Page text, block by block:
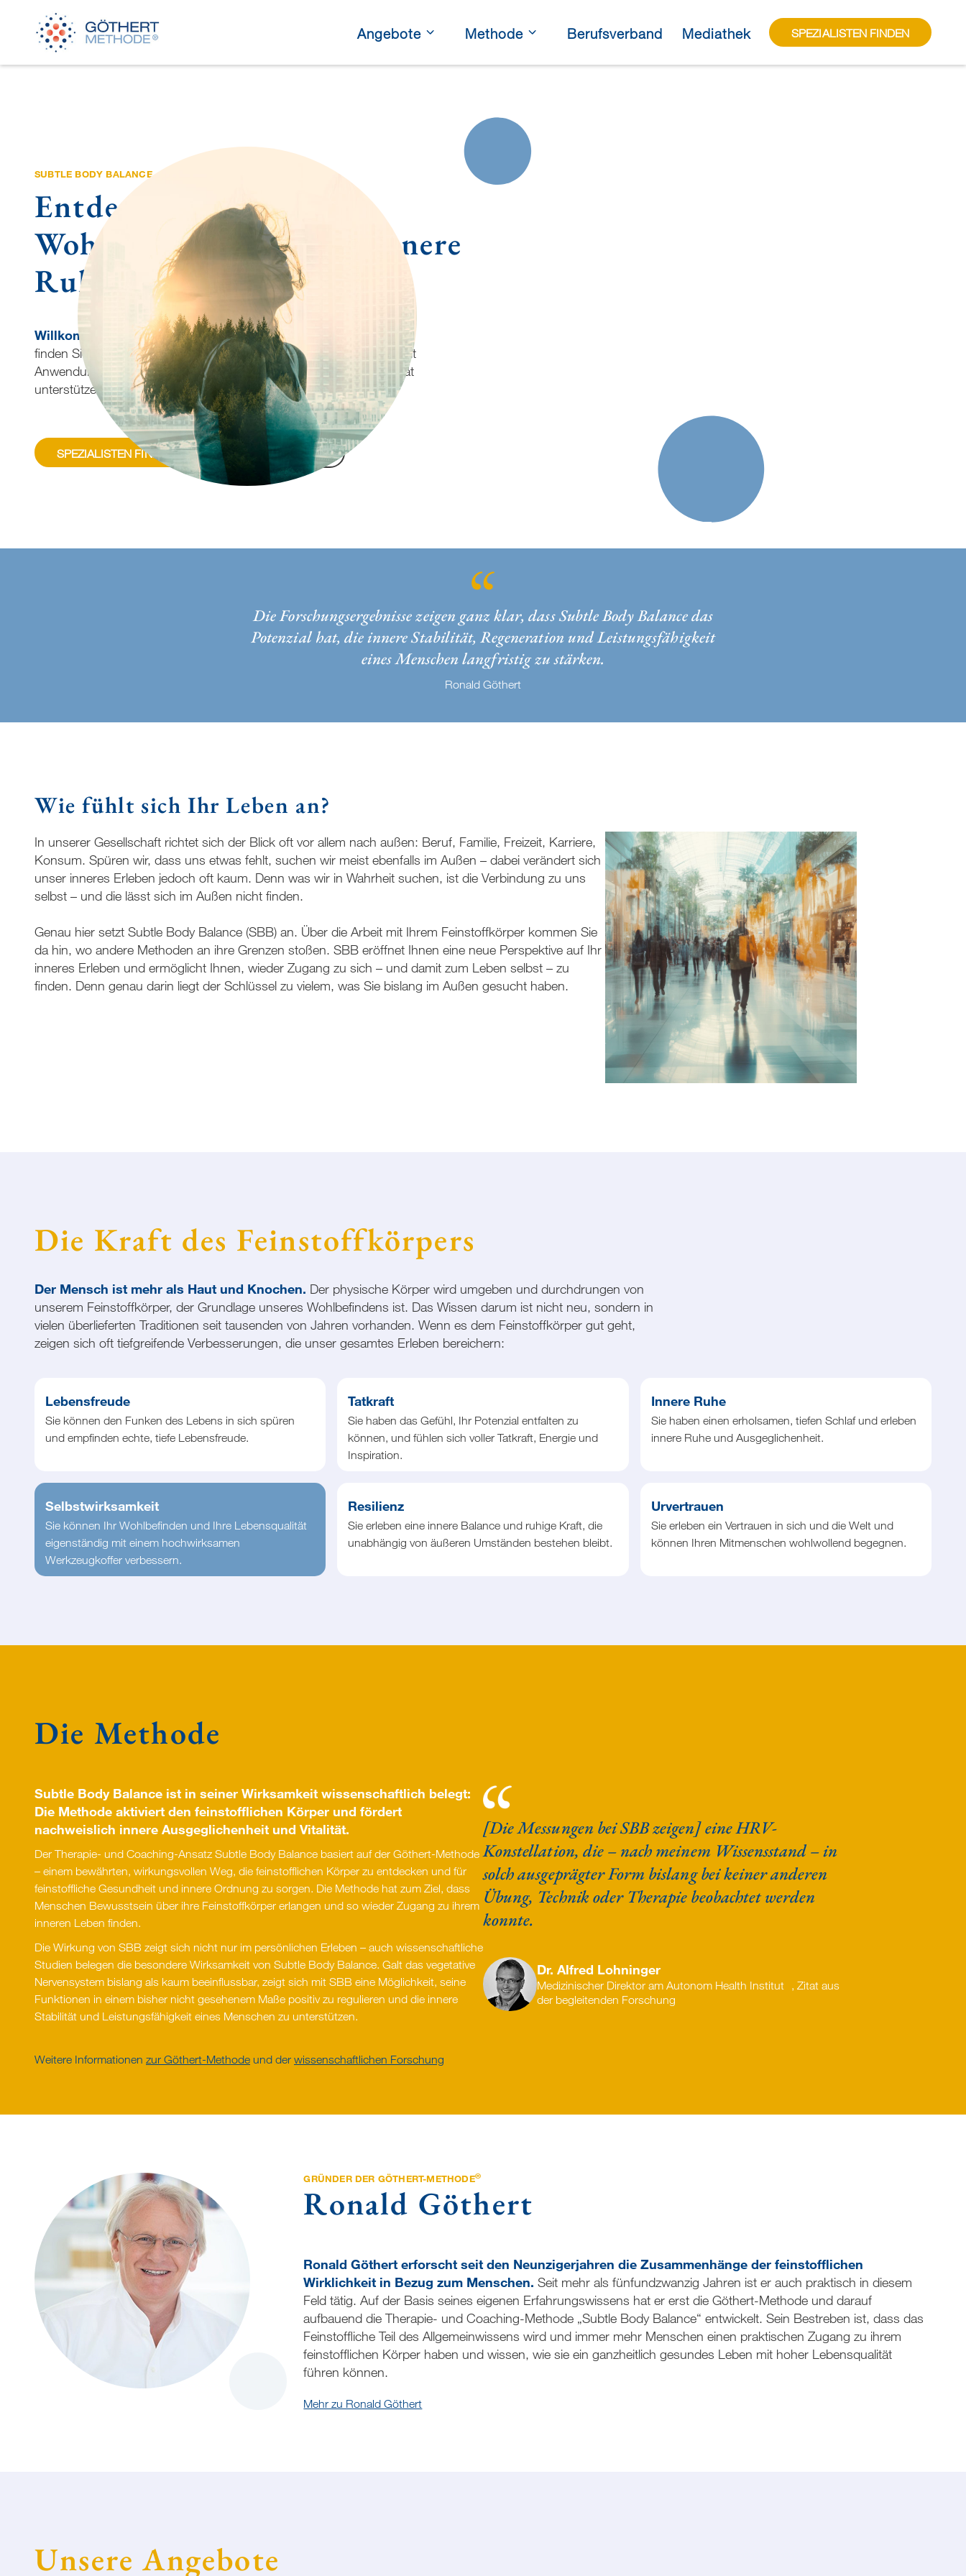
SUBTLE BODY BALANCE
Entdecken Sie ein neues
Wohlgefühl, Kraft und innere
Ruhe.
Willkommen beim Berufsverband der Göthert-Methode:
Hier
finden Sie zertifizierte Spezialisten für Subtle Body Balance, die Sie mit
Anwendungen und Coaching auf Ihrem Weg zu mehr Lebensqualität
unterstützen.
SPEZIALISTEN FINDEN MEHR ERFAHREN
Die Forschungsergebnisse zeigen ganz klar, dass Subtle Body Balance das
Potenzial hat, die innere Stabilität, Regeneration und Leistungsfähigkeit
eines Menschen langfristig zu stärken.
Ronald Göthert
Wie fühlt sich Ihr Leben an?
In unserer Gesellschaft richtet sich der Blick oft vor allem nach außen: Beruf, Familie, Freizeit, Karriere,
Konsum. Spüren wir, dass uns etwas fehlt, suchen wir meist ebenfalls im Außen – dabei verändert sich
unser inneres Erleben jedoch oft kaum. Denn was wir in Wahrheit suchen, ist die Verbindung zu uns
selbst – und die lässt sich im Außen nicht finden.
Genau hier setzt Subtle Body Balance (SBB) an. Über die Arbeit mit Ihrem Feinstoffkörper kommen Sie
da hin, wo andere Methoden an ihre Grenzen stoßen. SBB eröffnet Ihnen eine neue Perspektive auf Ihr
inneres Erleben und ermöglicht Ihnen, wieder Zugang zu sich – und damit zum Leben selbst – zu
finden. Denn genau darin liegt der Schlüssel zu vielem, was Sie bislang im Außen gesucht haben.
Die Kraft des Feinstoffkörpers
Der Mensch ist mehr als Haut und Knochen. Der physische Körper wird umgeben und durchdrungen von
unserem Feinstoffkörper, der Grundlage unseres Wohlbefindens ist. Das Wissen darum ist nicht neu, sondern in
vielen überlieferten Traditionen seit tausenden von Jahren vorhanden. Wenn es dem Feinstoffkörper gut geht,
zeigen sich oft tiefgreifende Verbesserungen, die unser gesamtes Erleben bereichern:
Lebensfreude
Sie können den Funken des Lebens in sich spüren
und empfinden echte, tiefe Lebensfreude.
Tatkraft
Sie haben das Gefühl, Ihr Potenzial entfalten zu
können, und fühlen sich voller Tatkraft, Energie und
Inspiration.
Innere Ruhe
Sie haben einen erholsamen, tiefen Schlaf und erleben
innere Ruhe und Ausgeglichenheit.
Selbstwirksamkeit
Sie können Ihr Wohlbefinden und Ihre Lebensqualität
eigenständig mit einem hochwirksamen
Werkzeugkoffer verbessern.
Resilienz
Sie erleben eine innere Balance und ruhige Kraft, die
unabhängig von äußeren Umständen bestehen bleibt.
Urvertrauen
Sie erleben ein Vertrauen in sich und die Welt und
können Ihren Mitmenschen wohlwollend begegnen.
Die Methode
Subtle Body Balance ist in seiner Wirksamkeit wissenschaftlich belegt:
Die Methode aktiviert den feinstofflichen Körper und fördert
nachweislich innere Ausgeglichenheit und Vitalität.
Der Therapie- und Coaching-Ansatz Subtle Body Balance basiert auf der Göthert-Methode
– einem bewährten, wirkungsvollen Weg, die feinstofflichen Körper zu entdecken und für
feinstoffliche Gesundheit und innere Ordnung zu sorgen. Die Methode hat zum Ziel, dass
Menschen Bewusstsein über ihre Feinstoffkörper erlangen und so wieder Zugang zu ihrem
inneren Leben finden.
Die Wirkung von SBB zeigt sich nicht nur im persönlichen Erleben – auch wissenschaftliche
Studien belegen die besondere Wirksamkeit von Subtle Body Balance. Galt das vegetative
Nervensystem bislang als kaum beeinflussbar, zeigt sich mit SBB eine Möglichkeit, seine
Funktionen in einem bisher nicht gesehenem Maße positiv zu regulieren und die innere
Stabilität und Leistungsfähigkeit eines Menschen zu unterstützen.
Weitere Informationen zur Göthert-Methode und der wissenschaftlichen Forschung
[Die Messungen bei SBB zeigen] eine HRV-
Konstellation, die – nach meinem Wissensstand – in
solch ausgeprägter Form bislang bei keiner anderen
Übung, Technik oder Therapie beobachtet werden
konnte.
Dr. Alfred Lohninger
Medizinischer Direktor am Autonom Health Institut , Zitat aus
der begleitenden Forschung
GRÜNDER DER GÖTHERT-METHODE®
Ronald Göthert
Ronald Göthert erforscht seit den Neunzigerjahren die Zusammenhänge der feinstofflichen
Wirklichkeit in Bezug zum Menschen.Seit mehr als fünfundzwanzig Jahren ist er auch praktisch in diesem
Feld tätig. Auf der Basis seines eigenen Erfahrungswissens hat er erst die Göthert-Methode und darauf
aufbauend die Therapie- und Coaching-Methode „Subtle Body Balance“ entwickelt. Sein Bestreben ist, dass das
Feinstoffliche Teil des Allgemeinwissens wird und immer mehr Menschen einen praktischen Zugang zu ihrem
feinstofflichen Körper haben und wissen, wie sie ein ganzheitlich gesundes Leben mit hoher Lebensqualität
führen können.
Mehr zu Ronald Göthert
Unsere Angebote
Angebote Methode Berufsverband Mediathek SPEZIALISTEN FINDEN